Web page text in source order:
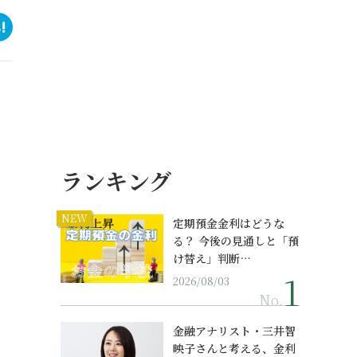
ランキング
NEW
定期預金金利はどうな
る？ 今後の見通しと「預
け替え」判断…
2026/08/03
No.
金融アナリスト・三井智
映子さんと考える、金利